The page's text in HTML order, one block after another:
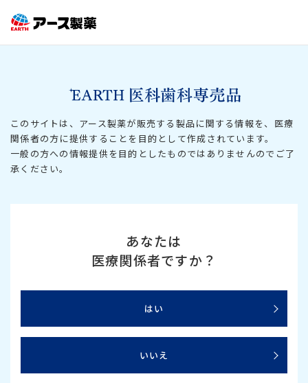
このサイトは、アース製薬が販売する製品に関する情報を、医療
関係者の方に提供することを 目的として作成されています。
一般の方への情報提供を目的としたものではありませんのでご了
承ください。
あなたは
医療関係者ですか？
はい
いいえ